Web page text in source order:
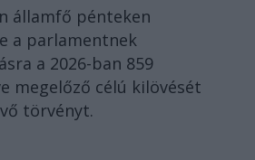
államfő pénteken
a parlamentnek
a 2026-ban 859
megelőző célú kilövését
törvényt.